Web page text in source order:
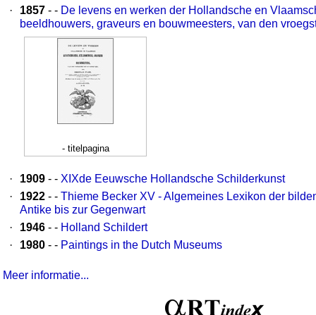
·
1857 - - De levens en werken der Hollandsche en
beeldhouwers, graveurs en bouwmeesters, van den
- titelpagina
· 1909 - - XIXde Eeuwsche Hollandsche Schilderkunst
·
1922 - - Thieme Becker XV - Algemeines Lexikon der
Antike bis zur Gegenwart
·
1946 - - Holland Schildert
·
1980 - - Paintings in the Dutch Museums
Meer informatie...